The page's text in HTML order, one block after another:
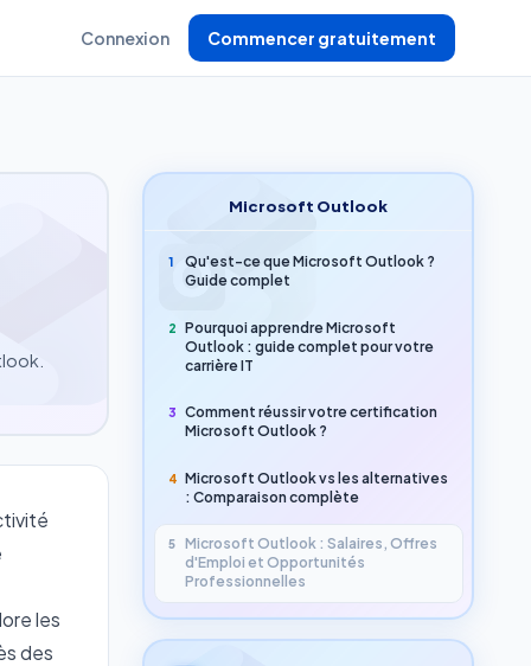
Connexion Commencer gratuitement
les
des
Microsoft Outlook
1
Qu'est-ce que Microsoft Outlook ?
Guide complet
2
Pourquoi apprendre Microsoft
Outlook : guide complet pour votre
carrière IT
3
Comment réussir votre certification
Microsoft Outlook ?
4 Microsoft Outlook vs les alternatives
: Comparaison complète
5
Microsoft Outlook : Salaires, Offres
d'Emploi et Opportunités
Professionnelles